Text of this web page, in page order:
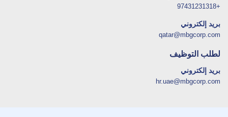
+97431231318
بريد إلكتروني
qatar@mbgcorp.com
لطلب التوظيف
بريد إلكتروني
hr.uae@mbgcorp.com